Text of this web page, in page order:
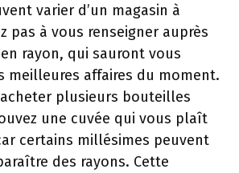
varier d’un magasin à
pas à vous renseigner auprès
rayon, qui sauront vous
meilleures affaires du moment.
plusieurs bouteilles
une cuvée qui vous plaît
certains millésimes peuvent
des rayons. Cette